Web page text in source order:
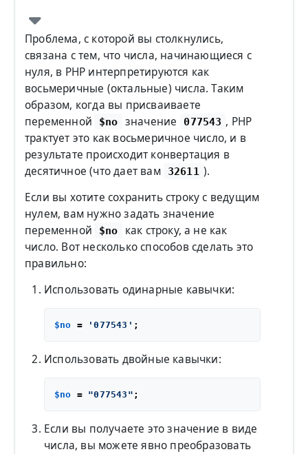
Проблема, с которой вы столкнулись,
связана с тем, что числа, начинающиеся с
нуля, в PHP интерпретируются как
восьмеричные (октальные) числа. Таким
образом, когда вы присваиваете
переменной
$no значение 077543 , PHP
трактует это как восьмеричное число, и в
результате происходит конвертация в
десятичное (что дает вам
32611 ).
Если вы хотите сохранить строку с ведущим
нулем, вам нужно задать значение
переменной
$no
как строку, а не как
число. Вот несколько способов сделать это
правильно:
Использовать одинарные кавычки:
$no = '077543'
Использовать двойные кавычки:
$no = "077543"
Если вы получаете это значение в виде
числа, вы можете явно преобразовать